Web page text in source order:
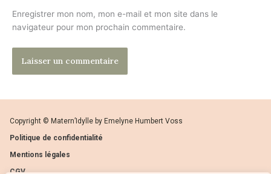
Enregistrer mon nom, mon e-mail et mon site dans le
navigateur pour mon prochain commentaire.
Copyright © Matern’Idylle by Emelyne Humbert Voss
Politique de confidentialité
Mentions légales
CGV